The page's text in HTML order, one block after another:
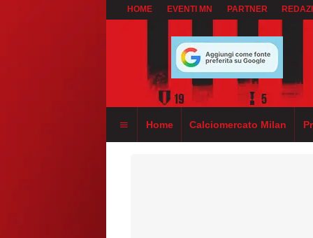
HOME EVENTI MN PARTNER
Home Calciomercato Milan